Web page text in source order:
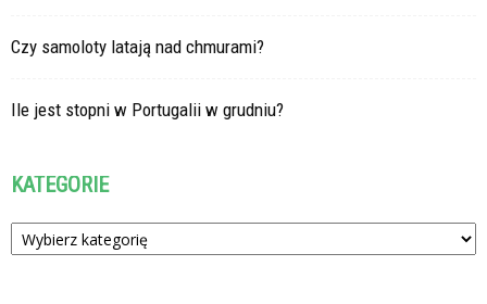
Czy samoloty latają nad chmurami?
Ile jest stopni w Portugalii w grudniu?
KATEGORIE
Kategorie